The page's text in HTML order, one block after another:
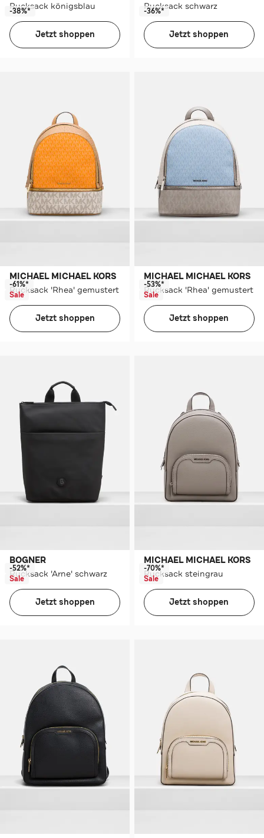
Rucksack königsblau
-38%*
Jetzt shoppen
Rucksack schwarz
-36%*
Jetzt shoppen
MICHAEL MICHAEL KORS
Rucksack 'Rhea' gemustert
-61%*
Sale
Jetzt shoppen
MICHAEL MICHAEL KORS
Rucksack 'Rhea' gemustert
-53%*
Sale
Jetzt shoppen
BOGNER
Rucksack 'Arne' schwarz
-52%*
Sale
Jetzt shoppen
MICHAEL MICHAEL KORS
Rucksack steingrau
-70%*
Sale
Jetzt shoppen